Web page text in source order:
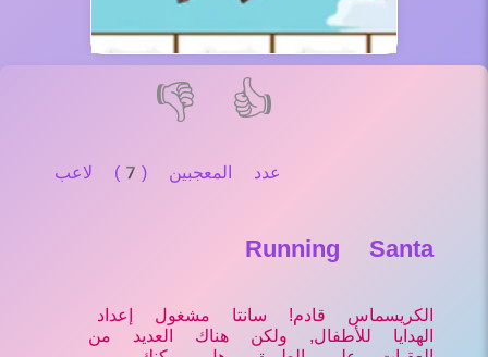
👍
👎
عدد المعجبين (7) لاعب
Running Santa
الكريسماس قادم! سانتا مشغول إعداد
الهدايا للأطفال, ولكن هناك العديد من